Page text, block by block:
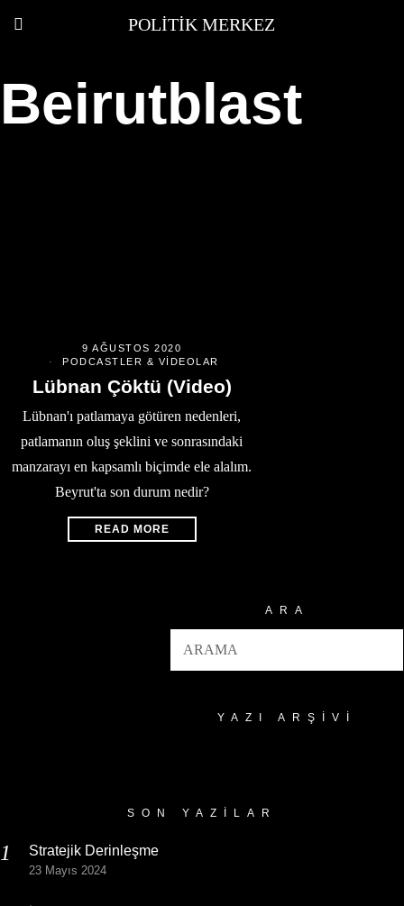
POLITIK MERKEZ
Beirutblast
9 AĞUSTOS 2020
PODCASTLER & VIDEOLAR
Lübnan Çöktü (Video)
Lübnan'ı patlamaya götüren nedenleri,
patlamanın oluş şeklini ve sonrasındaki
manzarayı en kapsamlı biçimde ele alalım.
Beyrut'ta son durum nedir?
READ MORE
ARA
YAZI ARŞIVI
SON YAZILAR
Stratejik Derinleşme
23 Mayıs 2024